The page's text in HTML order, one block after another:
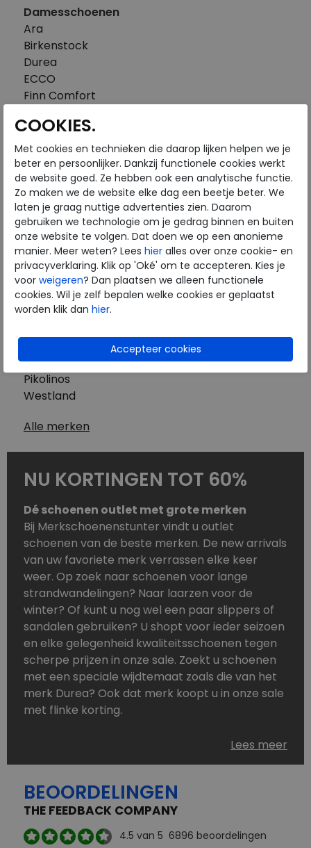
Damesschoenen
Ara
Birkenstock
Durea
ECCO
Finn Comfort
Gabor
Piedi Nudi
Pikolinos
Solidus
Think
Waldlaufer
Westland
Wolky
Herenschoenen
Australian
Birkenstock
Clarks
Mephisto
Pikolinos
Westland
Alle merken
NU KORTINGEN TOT 60%
Dé schoenen outlet met grote merken
Bij Merkschoenenstunter vindt u outlet
schoenen van de beste merken. De new arrivals
van uw favoriete merk verrassen elke keer
weer. Op zoek naar schoenen voor lange
strandwandelingen? Naar laarzen voor de
winter? Of kunt u nog wel een paar slippers of
sandalen gebruiken? U shopt voor ieder seizoen
en elke gelegenheid kwaliteitsschoenen tegen
scherpe prijzen in onze sale. Zoekt u schoenen
met een speciale wijdtemaat zoals die van het
merk Durea? Ook dat merk koopt u in onze sale
met flinke korting.
Schoenen heeft u nooit genoeg. Goedkope
schoenen, maar dus wel van topmerken,
aanbod is zo compleet dat u altijd wel een
passend paar vindt.
Welke schoenmerken vindt u in onze online
Lees meer
BEOORDELINGEN
THE FEEDBACK COMPANY
4.5 van 5 6896 beoordelingen
COOKIES.
Met cookies en technieken die daarop lijken helpen we je
beter en persoonlijker. Dankzij functionele cookies werkt
de website goed. Ze hebben ook een analytische functie.
Zo maken we de website elke dag een beetje beter. We
laten je graag nuttige advertenties zien. Daarom
gebruiken we technologie om je gedrag binnen en buiten
onze website te volgen. Dat doen we op een anonieme
manier. Meer weten? Lees hier alles over onze cookie- en
privacyverklaring. Klik op 'Oké' om te accepteren. Kies je
voor weigeren? Dan plaatsen we alleen functionele
cookies. Wil je zelf bepalen welke cookies er geplaatst
worden klik dan hier.